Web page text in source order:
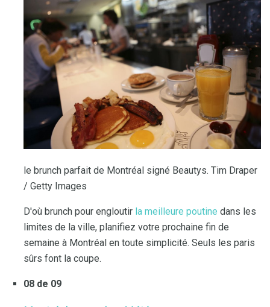
le brunch parfait de Montréal signé Beautys. Tim Draper
/ Getty Images
D'où brunch pour engloutir la meilleure poutine dans les
limites de la ville, planifiez votre prochaine fin de
semaine à Montréal en toute simplicité. Seuls les paris
sûrs font la coupe.
08 de 09